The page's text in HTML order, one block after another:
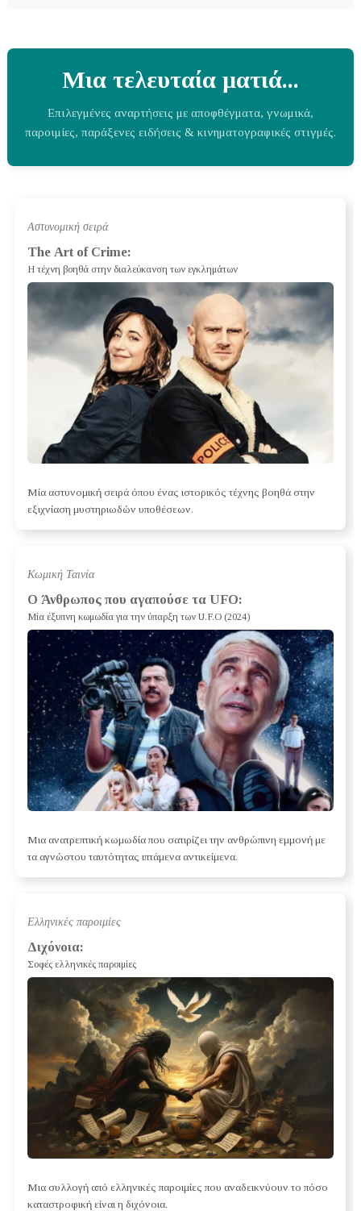
Μια τελευταία ματιά...
Επιλεγμένες αναρτήσεις με αποφθέγματα, γνωμικά,
παροιμίες, παράξενες ειδήσεις & κινηματογραφικές στιγμές.
Αστυνομική σειρά
The Art of Crime:
H τέχνη βοηθά στην διαλεύκανση των εγκλημάτων
Μία αστυνομική σειρά όπου ένας ιστορικός τέχνης βοηθά στην
εξιχνίαση μυστηριωδών υποθέσεων.
Κωμική Ταινία
Ο Άνθρωπος που αγαπούσε τα UFO:
Μία έξυπνη κωμωδία για την ύπαρξη των U.F.O (2024)
Μια ανατρεπτική κωμωδία που σατιρίζει την ανθρώπινη εμμονή με
τα αγνώστου ταυτότητας ιπτάμενα αντικείμενα.
Ελληνικές παροιμίες
Διχόνοια:
Σοφές ελληνικές παροιμίες
Μια συλλογή από ελληνικές παροιμίες που αναδεικνύουν το πόσο
καταστροφική είναι η διχόνοια.